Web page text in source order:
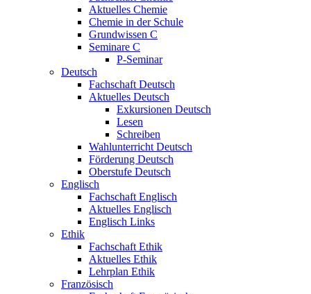
Aktuelles Chemie
Chemie in der Schule
Grundwissen C
Seminare C
P-Seminar
Deutsch
Fachschaft Deutsch
Aktuelles Deutsch
Exkursionen Deutsch
Lesen
Schreiben
Wahlunterricht Deutsch
Förderung Deutsch
Oberstufe Deutsch
Englisch
Fachschaft Englisch
Aktuelles Englisch
Englisch Links
Ethik
Fachschaft Ethik
Aktuelles Ethik
Lehrplan Ethik
Französisch